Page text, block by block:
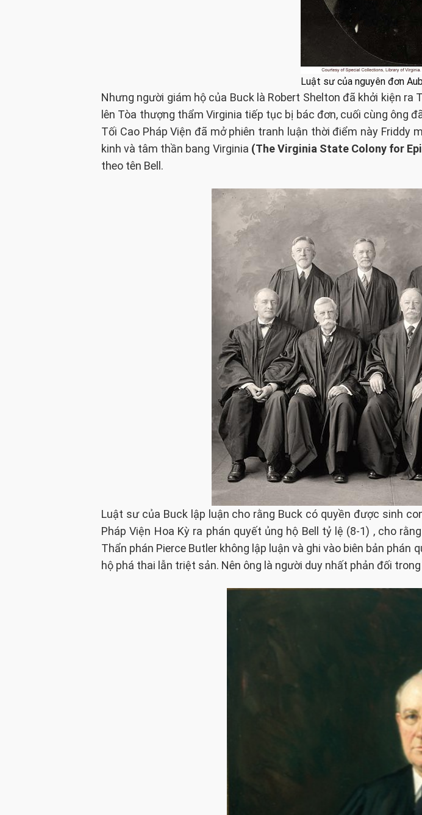
Luật sư của nguyên đơn
Nhưng người giám hộ của Buck là Robert Shelton đã khởi kiện
lên Tòa thượng thẩm Virginia tiếp tục bị bác đơn, cuối cùng ông
Tối Cao Pháp Viện đã mở phiên tranh luận thời điểm này
kinh và tâm thần bang Virginia (The Virginia State Colony for
theo tên Bell.
Luật sư của Buck lập luận cho rằng Buck có quyền được sinh
Pháp Viện Hoa Kỳ ra phán quyết ủng hộ Bell tỷ lệ (8-1) , cho
Thẩn phán Pierce Butler không lập luận và ghi vào biên bản
hộ phá thai lẫn triệt sản. Nên ông là người duy nhất phản đối trong